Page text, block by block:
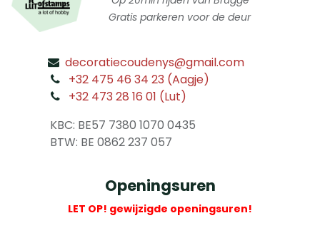
Gratis parkeren voor de deur
decoratiecoudenys@gmail.com
+32 475 46 34 23 (Aagje)
+32 473 28 16 01 (Lut)
KBC: BE57 7380 1070 0435
​ BTW: BE 0862 237 057
Openingsuren
LET OP! gewijzigde openingsuren!